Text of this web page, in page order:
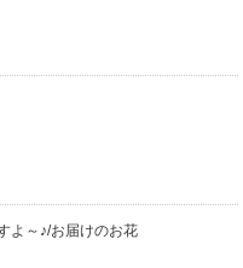
よ～♪/お届けのお花